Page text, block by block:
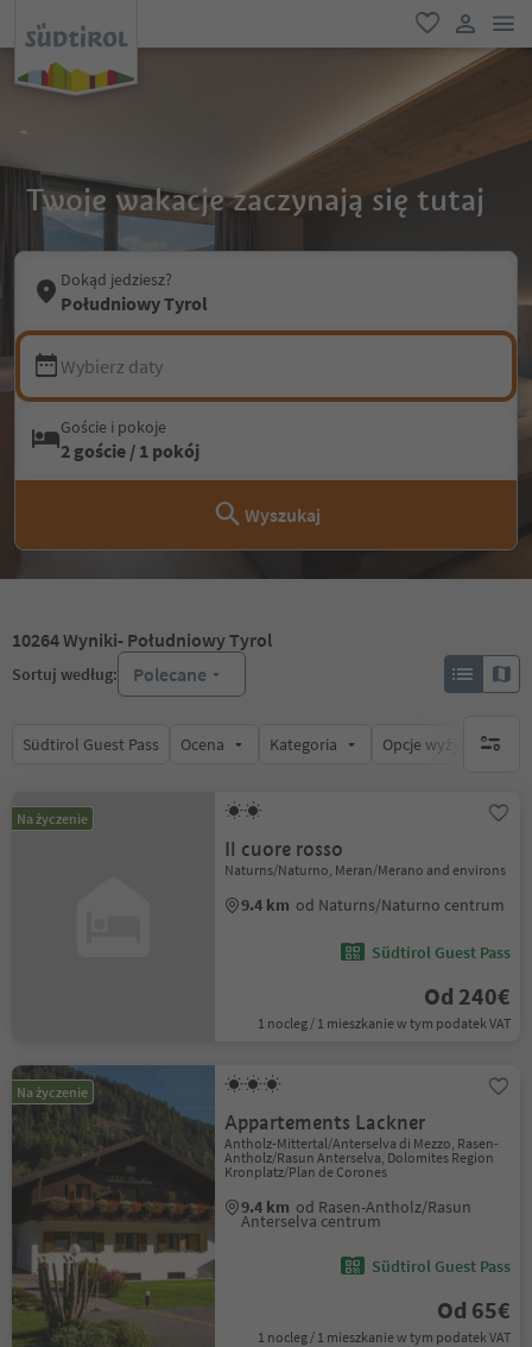
ulubione
link
Twoje wakacje zaczynają się tutaj
Dokąd jedziesz?
Południowy Tyrol
Wybierz daty
Goście i pokoje
2 goście / 1 pokój
Wyszukaj
10264Wyniki- Południowy Tyrol
Sortuj według: Polecane
Südtirol Guest Pass Ocena Kategoria Opcje wyżywieniabrak
Na życzenie
Il cuore rosso
Naturns/Naturno, Meran/Merano and environs
9.4 km od Naturns/Naturno centrum
Südtirol Guest Pass
Od 240€
1 nocleg / 1 mieszkanie w tym podatek VAT
Na życzenie
Appartements Lackner
Antholz-Mittertal/Anterselva di Mezzo, Rasen-
Antholz/Rasun Anterselva, Dolomites Region
Kronplatz/Plan de Corones
9.4 km od Rasen-Antholz/Rasun
Anterselva centrum
Südtirol Guest Pass
Od 65€
1 nocleg / 1 mieszkanie w tym podatek VAT